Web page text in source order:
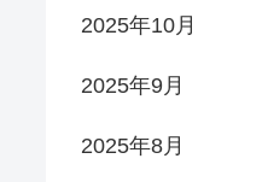
2025年10月
2025年9月
2025年8月